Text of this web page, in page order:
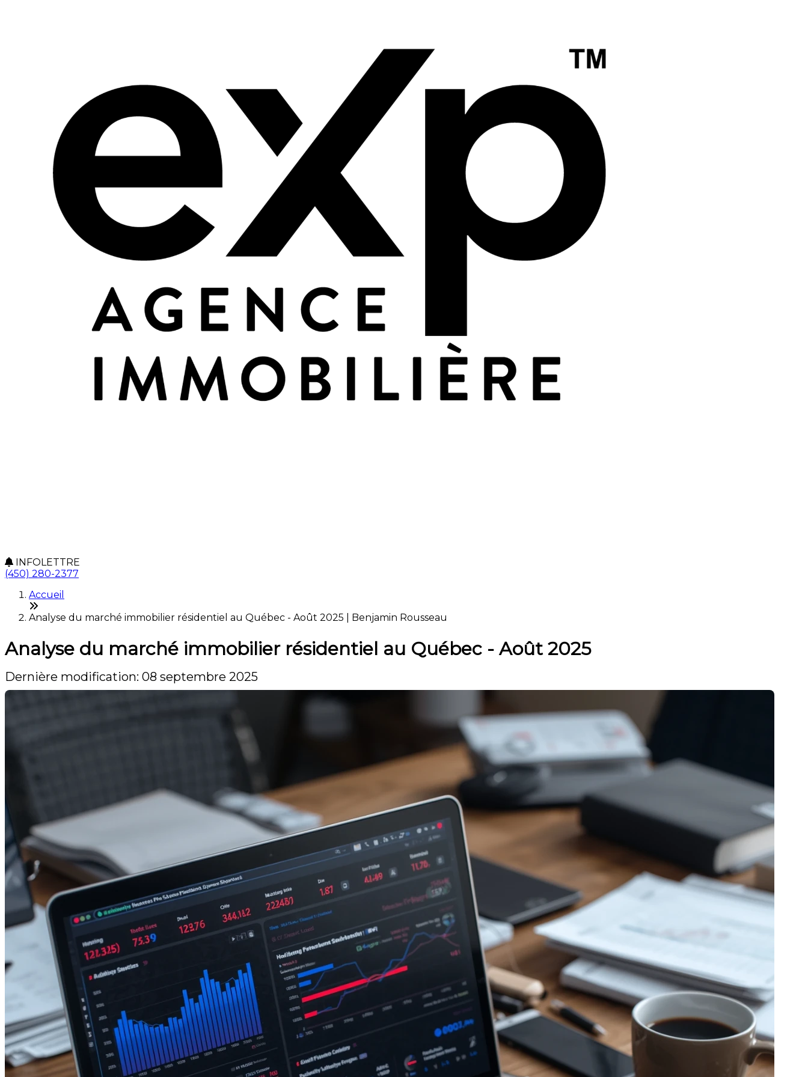
INFOLETTRE
(450) 280-2377
Accueil
Analyse du marché immobilier résidentiel au Québec - Août 2025 | Benjamin Rousseau
Analyse du marché immobilier résidentiel au Québec - Août 2025
Dernière modification: 08 septembre 2025